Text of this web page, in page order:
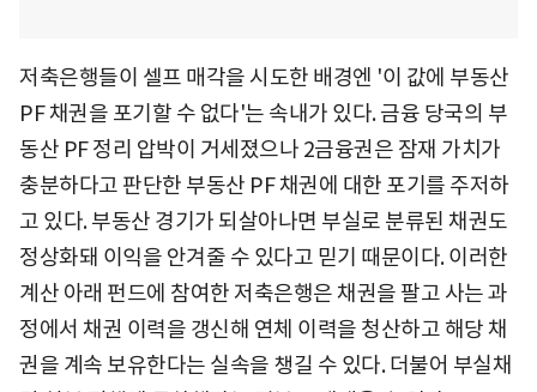
저축은행들이 셀프 매각을 시도한 배경엔 '이 값에 부동산
PF 채권을 포기할 수 없다'는 속내가 있다. 금융 당국의 부
동산 PF 정리 압박이 거세졌으나 2금융권은 잠재 가치가
충분하다고 판단한 부동산 PF 채권에 대한 포기를 주저하
고 있다. 부동산 경기가 되살아나면 부실로 분류된 채권도
정상화돼 이익을 안겨줄 수 있다고 믿기 때문이다. 이러한
계산 아래 펀드에 참여한 저축은행은 채권을 팔고 사는 과
정에서 채권 이력을 갱신해 연체 이력을 청산하고 해당 채
권을 계속 보유한다는 실속을 챙길 수 있다. 더불어 부실채